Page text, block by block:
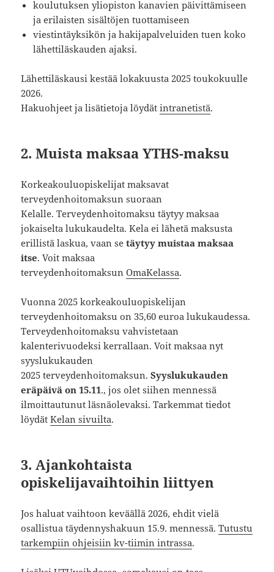
koulutuksen yliopiston kanavien päivittämiseen
ja erilaisten sisältöjen tuottamiseen
viestintäyksikön ja hakijapalveluiden tuen koko
lähettiläskauden ajaksi.
Lähettiläskausi kestää lokakuusta 2025 toukokuulle
2026.
Hakuohjeet ja lisätietoja löydätintranetistä.
2. Muista maksaa YTHS-maksu
Korkeakouluopiskelijat maksavat
terveydenhoitomaksun suoraan
Kelalle. Terveydenhoitomaksu täytyy maksaa
jokaiselta lukukaudelta. Kela ei lähetä maksusta
erillistä laskua, vaan setäytyy muistaa maksaa
itse. Voit maksaa
terveydenhoitomaksunOmaKelassa.
Vuonna 2025 korkeakouluopiskelijan
terveydenhoitomaksu on 35,60 euroa lukukaudessa.
Terveydenhoitomaksu vahvistetaan
kalenterivuodeksi kerrallaan. Voit maksaa nyt
syyslukukauden
2025 terveydenhoitomaksun.Syyslukukauden
eräpäivä on 15.11., jos olet siihen mennessä
ilmoittautunut läsnäolevaksi. Tarkemmat tiedot
löydätKelan sivuilta.
3. Ajankohtaista
opiskelijavaihtoihin liittyen
Jos haluat vaihtoon keväällä 2026, ehdit vielä
osallistua täydennyshakuun 15.9. mennessä.Tutustu
tarkempiin ohjeisiin kv-tiimin intrassa.